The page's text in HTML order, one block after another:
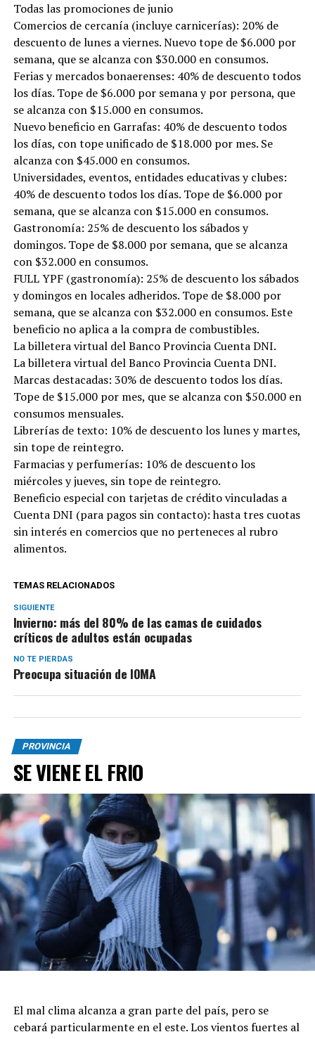
Todas las promociones de junio
Comercios de cercanía (incluye carnicerías): 20% de
descuento de lunes a viernes. Nuevo tope de $6.000 por
semana, que se alcanza con $30.000 en consumos.
Ferias y mercados bonaerenses: 40% de descuento todos
los días. Tope de $6.000 por semana y por persona, que
se alcanza con $15.000 en consumos.
Nuevo beneficio en Garrafas: 40% de descuento todos
los días, con tope unificado de $18.000 por mes. Se
alcanza con $45.000 en consumos.
Universidades, eventos, entidades educativas y clubes:
40% de descuento todos los días. Tope de $6.000 por
semana, que se alcanza con $15.000 en consumos.
Gastronomía: 25% de descuento los sábados y
domingos. Tope de $8.000 por semana, que se alcanza
con $32.000 en consumos.
FULL YPF (gastronomía): 25% de descuento los sábados
y domingos en locales adheridos. Tope de $8.000 por
semana, que se alcanza con $32.000 en consumos. Este
beneficio no aplica a la compra de combustibles.
La billetera virtual del Banco Provincia Cuenta DNI.
La billetera virtual del Banco Provincia Cuenta DNI.
Marcas destacadas: 30% de descuento todos los días.
Tope de $15.000 por mes, que se alcanza con $50.000 en
consumos mensuales.
Librerías de texto: 10% de descuento los lunes y martes,
sin tope de reintegro.
Farmacias y perfumerías: 10% de descuento los
miércoles y jueves, sin tope de reintegro.
Beneficio especial con tarjetas de crédito vinculadas a
Cuenta DNI (para pagos sin contacto): hasta tres cuotas
sin interés en comercios que no perteneces al rubro
alimentos.
TEMAS RELACIONADOS
SIGUIENTE
Invierno: más del 80% de las camas de cuidados
críticos de adultos están ocupadas
NO TE PIERDAS
Preocupa situación de IOMA
PROVINCIA
SE VIENE EL FRIO
El mal clima alcanza a gran parte del país, pero se
cebará particularmente en el este. Los vientos fuertes al